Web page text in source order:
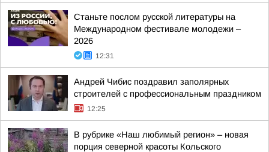
Станьте послом русской литературы на
Международном фестивале молодежи –
2026
12:31
Андрей Чибис поздравил заполярных
строителей с профессиональным праздником
12:25
В рубрике «Наш любимый регион» – новая
порция северной красоты Кольского